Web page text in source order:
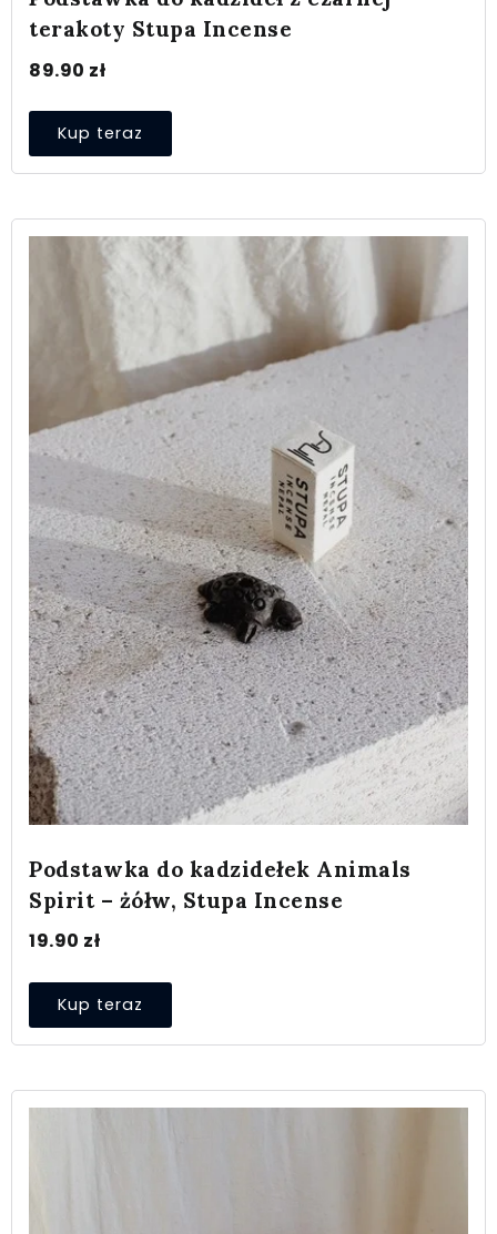
terakoty Stupa Incense
89.90 zł
Kup teraz
Podstawka do kadzidełek Animals
Spirit – żółw, Stupa Incense
19.90 zł
Kup teraz